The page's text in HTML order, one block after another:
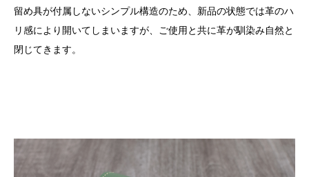
留め具が付属しないシンプル構造のため、新品の状態では革のハ
リ感により開いてしまいますが、ご使用と共に革が馴染み自然と
閉じてきます。